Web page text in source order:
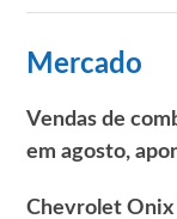
Mercado
Vendas de
em agosto,
Chevrolet